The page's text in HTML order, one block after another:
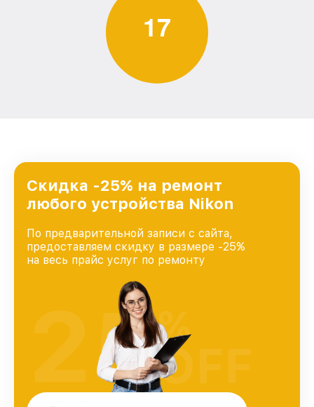
17
Скидка -25% на ремонт
любого устройства Nikon
По предварительной записи с сайта,
предоставляем скидку в размере -25%
на весь прайс услуг по ремонту
25%
OFF